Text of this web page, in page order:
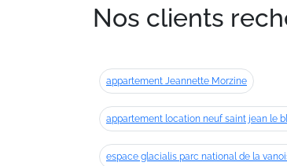
Nos clients
appartement Jeannette Morzine
appartement location neuf saint jean le
espace glacialis parc national de la